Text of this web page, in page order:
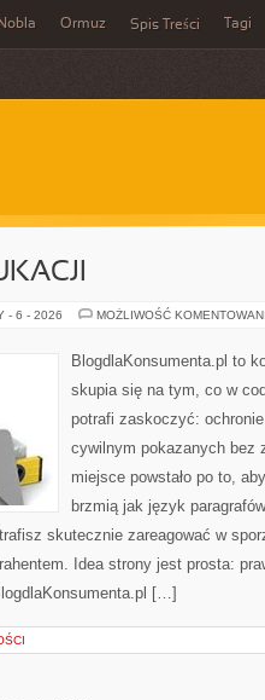
Nobla Ormuz Spis Treści Tagi
- 6 - 2026 MOŻLIWOŚĆ
BlogdlaKonsumenta.pl to
skupia się na tym, co w
potrafi zaskoczyć:
cywilnym pokazanych bez
miejsce powstało po to,
brzmią jak język
skutecznie zareagować w
Idea strony jest prosta:
[…]